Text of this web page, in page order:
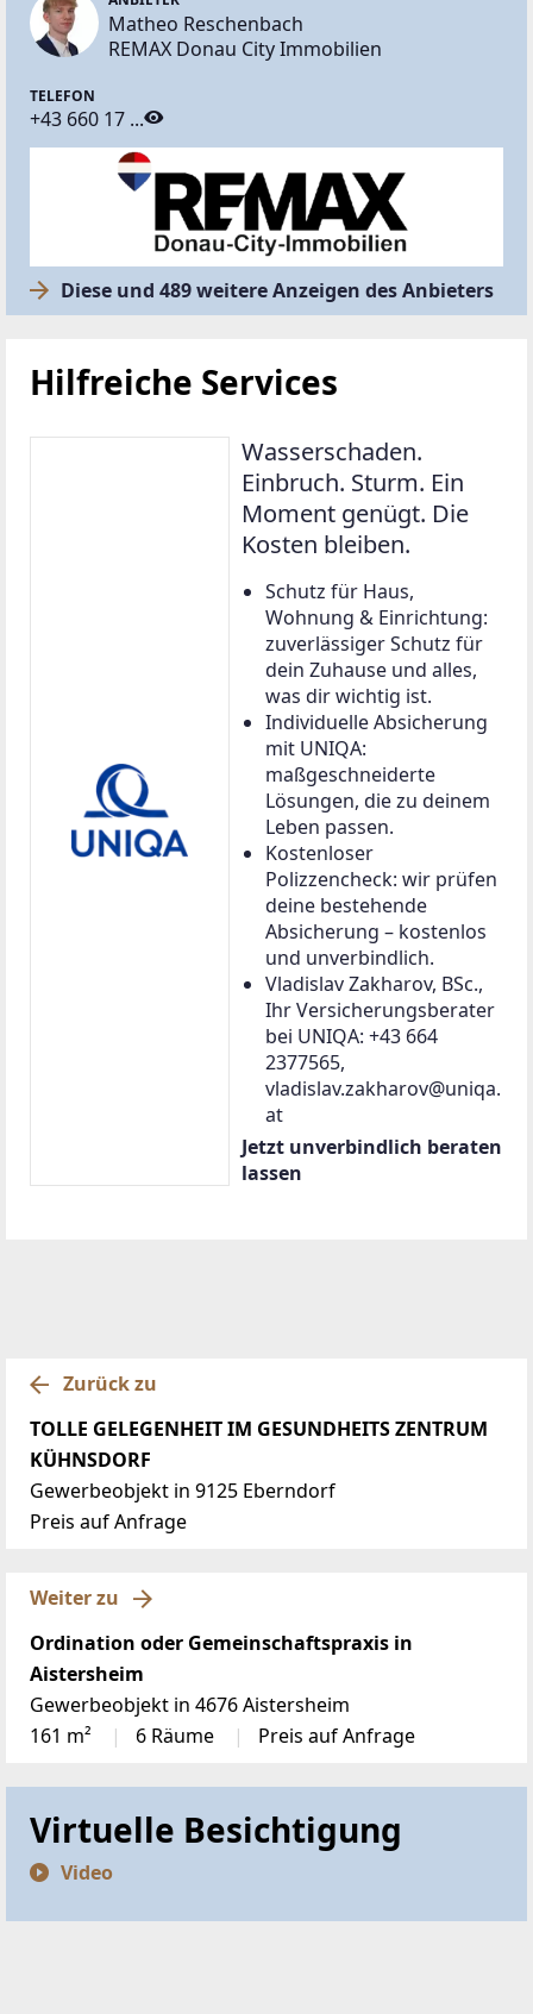
Matheo Reschenbach
REMAX Donau City Immobilien
TELEFON
+43 660 17 ...
Diese und 489 weitere Anzeigen des Anbieters
Hilfreiche Services
Wasserschaden.
Einbruch. Sturm. Ein
Moment genügt. Die
Kosten bleiben.
Schutz für Haus,
Wohnung & Einrichtung:
zuverlässiger Schutz für
dein Zuhause und alles,
was dir wichtig ist.
Individuelle Absicherung
mit UNIQA:
maßgeschneiderte
Lösungen, die zu deinem
Leben passen.
Kostenloser
Polizzencheck: wir prüfen
deine bestehende
Absicherung – kostenlos
und unverbindlich.
Vladislav Zakharov, BSc.,
Ihr Versicherungsberater
bei UNIQA: +43 664
2377565,
vladislav.zakharov@uniqa.
at
Jetzt unverbindlich beraten
lassen
Zurück zu
TOLLE GELEGENHEIT IM GESUNDHEITS ZENTRUM
KÜHNSDORF
Gewerbeobjekt in 9125 Eberndorf
Preis auf Anfrage
Weiter zu
Ordination oder Gemeinschaftspraxis in
Aistersheim
Gewerbeobjekt in 4676 Aistersheim
161 m²
6 Räume Preis auf Anfrage
Virtuelle Besichtigung
Video